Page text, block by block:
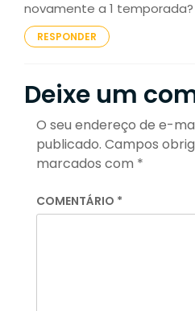
novamente a 1 temporada?
RESPONDER
Deixe um
O seu endereço de e-
publicado. Campos
marcados com *
COMENTÁRIO *